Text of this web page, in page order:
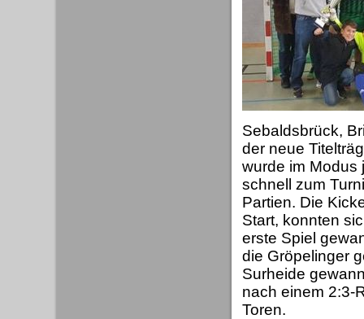
Sebaldsbrück,
der neue
wurde im Modus
schnell zum
Partien. Die
Start, konnten
erste Spiel
die Gröpelinger
Surheide
nach einem 2:3-
Toren.